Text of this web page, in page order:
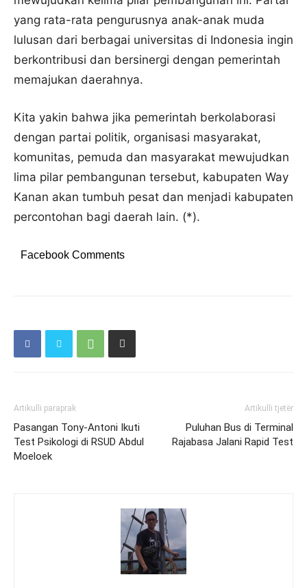
yang rata-rata pengurusnya anak-anak muda
lulusan dari berbagai universitas di Indonesia ingin
berkontribusi dan bersinergi dengan pemerintah
memajukan daerahnya.
Kita yakin bahwa jika pemerintah berkolaborasi
dengan partai politik, organisasi masyarakat,
komunitas, pemuda dan masyarakat mewujudkan
lima pilar pembangunan tersebut, kabupaten Way
Kanan akan tumbuh pesat dan menjadi kabupaten
percontohan bagi daerah lain. (*).
Facebook Comments
Artikulli paraprak
Pasangan Tony-Antoni Ikuti
Test Psikologi di RSUD Abdul
Moeloek
Artikulli tjetër
Puluhan Bus di Terminal
Rajabasa Jalani Rapid Test